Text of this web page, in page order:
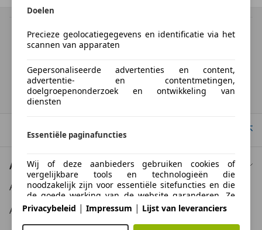
BTW verrekenbaar
Specificatie van de fabrikant voor nieuwe voertuigen. Afhankelijk van de
kilometerstand, het rijgedrag, de leeftijd van de batterij en het
Homepage
Auto kopen
Auto kooptips
Auto zoektips
Doelen
Precieze geolocatiegegevens en identificatie via het
scannen van apparaten
Gepersonaliseerde advertenties en content,
advertentie- en contentmetingen,
doelgroepenonderzoek en ontwikkeling van
diensten
Essentiële paginafuncties
Wij of deze aanbieders gebruiken cookies of
vergelijkbare tools en technologieën die
noodzakelijk zijn voor essentiële sitefuncties en die
de goede werking van de website garanderen. Ze
worden doorgaans gebruikt als reactie op
gebruikersactiviteit om belangrijke functies mogelijk
te maken, zoals het instellen en beheren van
Privacybeleid | Impressum | Lijst van leveranciers